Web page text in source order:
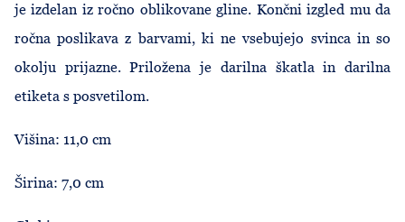
je izdelan iz ročno oblikovane gline. Končni izgled mu da
ročna poslikava z barvami, ki ne vsebujejo svinca in so
okolju prijazne. Priložena je darilna škatla in darilna
etiketa s posvetilom.
Višina: 11,0 cm
Širina: 7,0 cm